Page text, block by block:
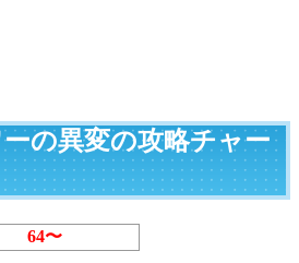
の異変の攻略チャー
64〜